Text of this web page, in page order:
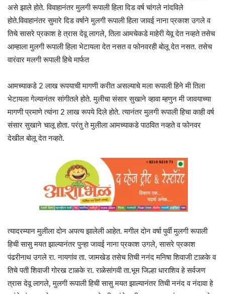
असे झाले होते. विवाहानंतर मुलगी रूपाली हिला दिड वर्ष चांगले नांदविले
होते.विवाहानंतर सुमारे दिड वर्षाने मुलगी रूपाली हिला जावई नाना प्रकाश उगले व
तिचे सासरे प्रकाश हे त्रास देवू लागले, तिला आमचेकडे माहेरी येवू देत नव्हते तसेच
आम्हाला मुलगी रूपाली हिला भेटायला देत नसत व फोनवरही बोलू देत नसत. तसेच
वारंवार मलगी रूपाली हिचे मार्फत
आमच्याकडे 2 लाख रूपयाची मागणी करीत असल्याचे मला रूपाली हिने मी तिला
भेटायला गेल्यानंतर सांगीतले होते. मुलीचा संसार सुखाने व्हावा म्हणुन मी जावयाच्या
मागणी प्रमाणे त्यांना 2 लाख रूपये दिले होते. त्यानंतर मुलगी रूपाली हिचा काही वर्ष
संसार सुखाने चालू होता. परंतु ते मुलीला आमच्याकडे पाठवित नव्हते व फोनवर
देखील बोलू देत नव्हते.
त्यादरम्यान मुलीला दोन अपत्य झालेली आहेत. मगील दोन वर्षा पुर्वी मुलगी रूपाली
हिची सासु मयत झाल्यानंतर पुन्हा जावई नाना प्रकाश उगले, सासरे प्रकाश
पंढरीनाथ उगले रा. नायगांव ता. जामखेड तसेच तिची ननंद मनिषा शिवाजी टाळके व
तिचे पती शिवाजी गोरख टाळके रा. राळेसांगवी ता.भूम जिल्हा धाराशिव हे सर्वजण
त्रास देवू लागले, मुलगी रूपाली हिची सासु मयत झाल्यानंतर तिची ननंद व नंदावा हे